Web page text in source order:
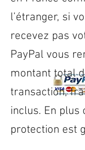
l’étranger, si
recevez pas
PayPal vous
montant total
transaction,
inclus. En plus
protection est